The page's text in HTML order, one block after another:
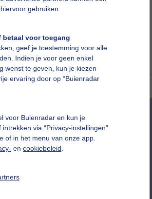
gebruiken.
betaal voor toegang
geef je toestemming voor alle
Indien je voor geen enkel
wenst te geven, kun je kiezen
ervaring door op “Buienradar
voor Buienradar en kun je
via “Privacy-instellingen”
of in het menu van onze app.
en cookiebeleid
Een moment geduld aub...
Mijn weer
De Bilt